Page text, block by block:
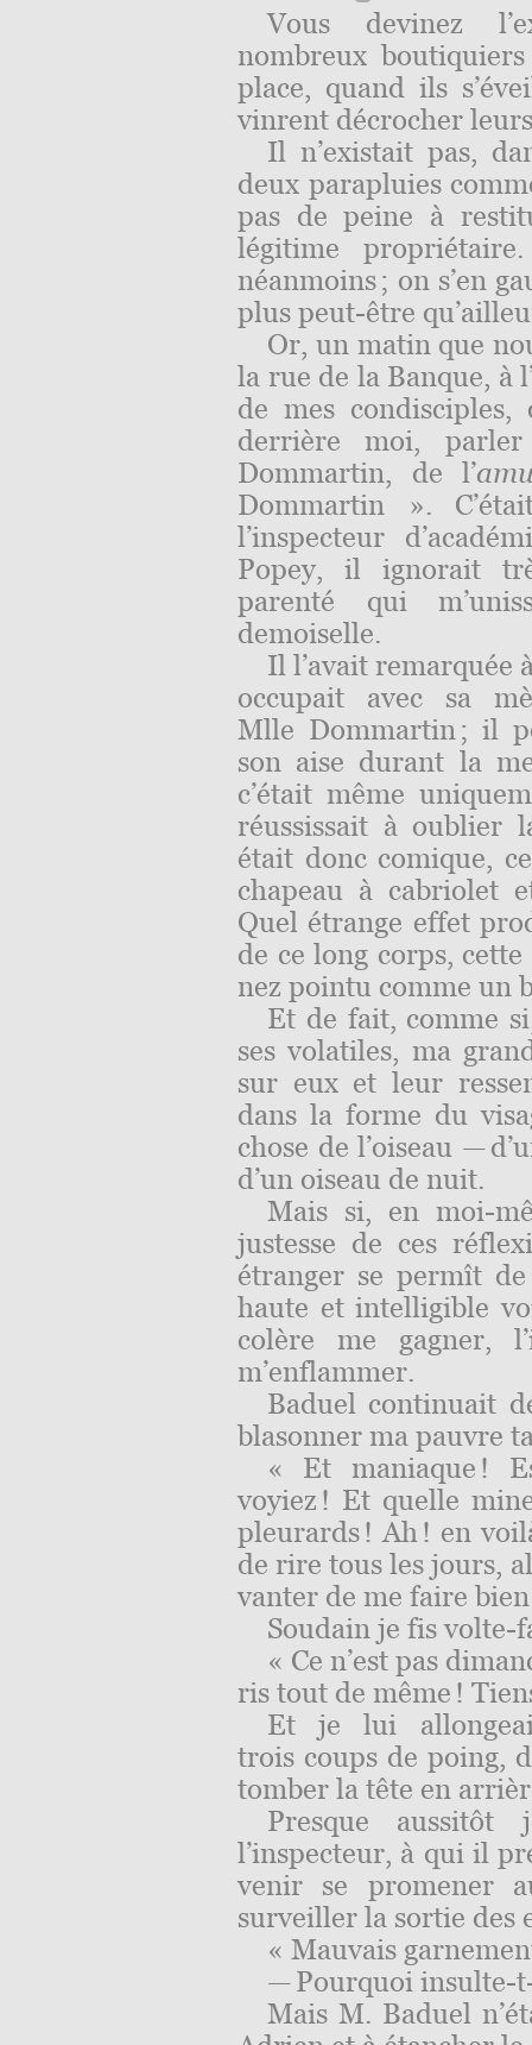
Vous devinez
nombreux
place, quand ils
vinrent décrocher
Il n’existait pas,
deux parapluies
pas de peine à
légitime
néanmoins ; on s’en
plus peut-être
Or, un matin que
la rue de la Banque, à
de mes
derrière moi,
Dommartin, de l’
Dommartin ».
l’inspecteur
Popey, il ignorait
parenté qui
demoiselle.
Il l’avait remarquée
occupait avec sa
Mlle Dommartin ; il
son aise durant la
c’était même
réussissait à oublier
était donc comique,
chapeau à cabriolet
Quel étrange effet
de ce long corps,
nez pointu comme un
Et de fait, comme
ses volatiles, ma
sur eux et leur
dans la forme du
chose de l’oiseau —
d’un oiseau de nuit.
Mais si, en moi-
justesse de ces
étranger se permît
haute et intelligible
colère me gagner,
m’enflammer.
Baduel continuait
blasonner ma pau­vre
« Et maniaque !
voyiez ! Et quelle
pleurards ! Ah ! en
de rire tous les jours,
vanter de me faire
Soudain je fis volte-
« Ce n’est pas
ris tout de même !
Et je lui
trois coups de poing,
tomber la tête en
Presque
l’inspecteur, à qui il
venir se promener
surveiller la sortie des
« Mauvais
— Pourquoi insulte-
Mais M. Baduel